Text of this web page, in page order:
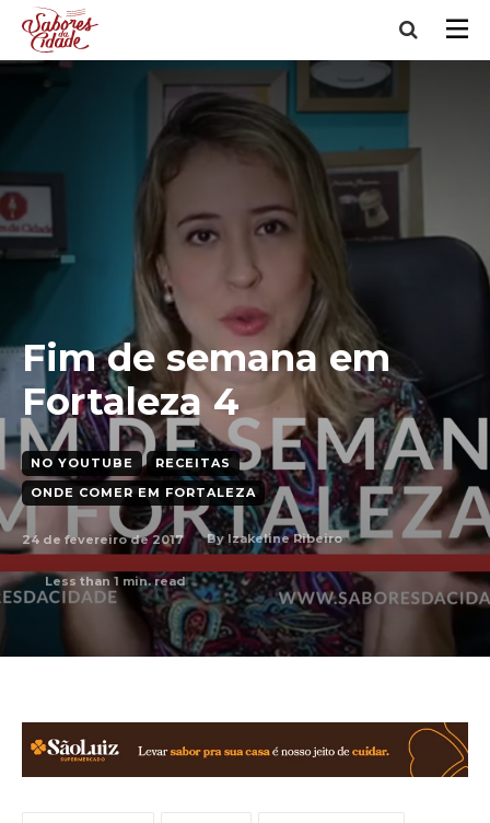
Fim de semana em
Fortaleza 4
NO YOUTUBE
RECEITAS
ONDE COMER EM FORTALEZA
24 de fevereiro de 2017 By Izakeline Ribeiro
Less than 1 min. read